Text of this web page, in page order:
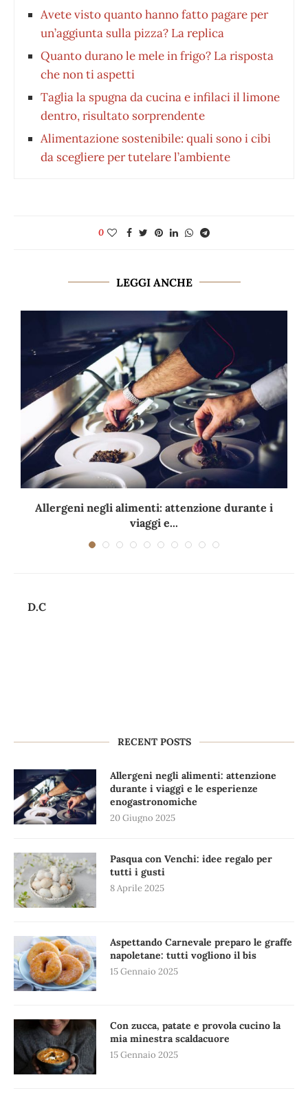
Avete visto quanto hanno fatto pagare per
un’aggiunta sulla pizza? La replica
Quanto durano le mele in frigo? La risposta
che non ti aspetti
Taglia la spugna da cucina e infilaci il limone
dentro, risultato sorprendente
Alimentazione sostenibile: quali sono i cibi
da scegliere per tutelare l’ambiente
0
LEGGI ANCHE
Allergeni negli alimenti: attenzione durante i
viaggi e...
D.C
RECENT POSTS
Allergeni negli alimenti: attenzione
durante i viaggi e le esperienze
enogastronomiche
20 Giugno 2025
Pasqua con Venchi: idee regalo per
tutti i gusti
8 Aprile 2025
Aspettando Carnevale preparo le graffe
napoletane: tutti vogliono il bis
15 Gennaio 2025
Con zucca, patate e provola cucino la
mia minestra scaldacuore
15 Gennaio 2025